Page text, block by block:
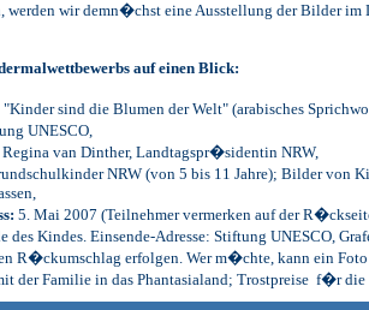
wir demn�chst eine Ausstellung der Bilder im
auf einen Blick:
"Kinder sind die Blumen der Welt" (arabisches
UNESCO,
Regina van Dinther, Landtagspr�sidentin NRW,
NRW (von 5 bis 11 Jahre); Bilder von
5. Mai 2007 (Teilnehmer vermerken auf der
des Kindes. Einsende-Adresse: Stiftung UNESCO,
R�ckumschlag erfolgen. Wer m�chte, kann ein
der Familie in das Phantasialand; Trostpreise f�r